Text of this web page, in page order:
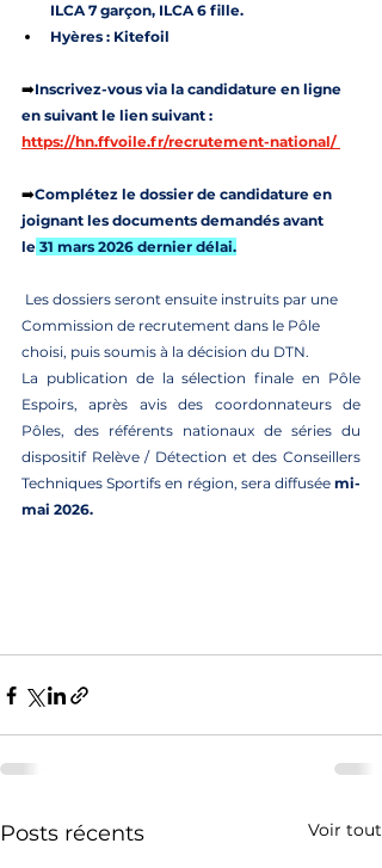
ILCA 7 garçon, ILCA 6 fille.
Hyères : Kitefoil
➡️Inscrivez-vous via la candidature en ligne
en suivant le lien suivant :
https://hn.ffvoile.fr/recrutement-national/
➡️Complétez le dossier de candidature en
joignant les documents demandés avant
le 31 mars 2026 dernier délai.
Commission de recrutement dans le Pôle
choisi, puis soumis à la décision du DTN.
La publication de la sélection finale en Pôle
Espoirs, après avis des coordonnateurs de
Pôles, des référents nationaux de séries du
dispositif Relève / Détection et des Conseillers
Techniques Sportifs en région, sera diffusée mi-
mai 2026.
Posts récents Voir tout